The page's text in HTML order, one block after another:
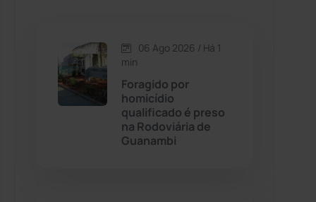
Caetité (1504)
Candiba
Cândido Sales (120)
06 Ago 2026 / Há 1
min
Foragido por
homicídio
qualificado é preso
na Rodoviária de
Guanambi